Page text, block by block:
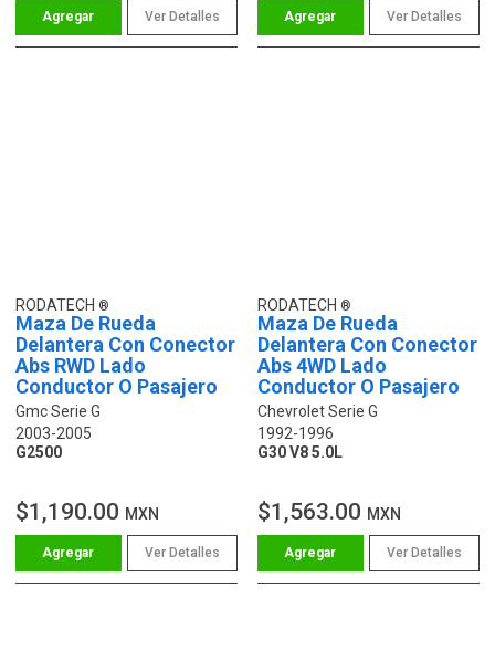
Ver Detalles Ver Detalles
RODATECH
Maza De Rueda
Delantera Con Conector
Abs RWD Lado
Conductor O Pasajero
Gmc Serie G
2003-2005
G2500
$1,190.00 MXN
Ver Detalles
RODATECH
Maza De Rueda
Delantera Con Conector
Abs 4WD Lado
Conductor O Pasajero
Chevrolet Serie G
1992-1996
G30 V8 5.0L
$1,563.00 MXN
Ver Detalles